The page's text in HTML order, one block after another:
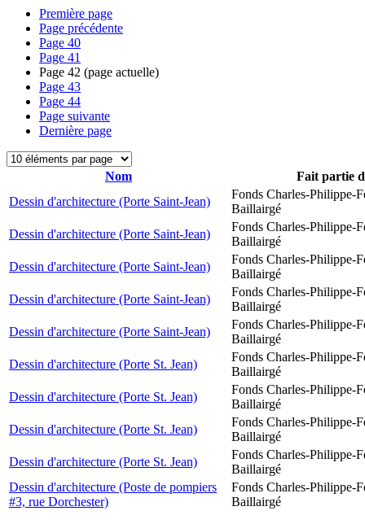
Première page
Page précédente
Page 40
Page 41
Page 42 (page actuelle)
Page 43
Page 44
Page suivante
Dernière page
Nom
Fait partie
Dessin d'architecture (Porte Saint-Jean)
Fonds Charles-Philippe-
Baillairgé
Dessin d'architecture (Porte Saint-Jean)
Fonds Charles-Philippe-
Baillairgé
Dessin d'architecture (Porte Saint-Jean)
Fonds Charles-Philippe-
Baillairgé
Dessin d'architecture (Porte Saint-Jean)
Fonds Charles-Philippe-
Baillairgé
Dessin d'architecture (Porte Saint-Jean)
Fonds Charles-Philippe-
Baillairgé
Dessin d'architecture (Porte St. Jean)
Fonds Charles-Philippe-
Baillairgé
Dessin d'architecture (Porte St. Jean)
Fonds Charles-Philippe-
Baillairgé
Dessin d'architecture (Porte St. Jean)
Fonds Charles-Philippe-
Baillairgé
Dessin d'architecture (Porte St. Jean)
Fonds Charles-Philippe-
Baillairgé
Dessin d'architecture (Poste de pompiers
#3, rue Dorchester)
Fonds Charles-Philippe-
Baillairgé